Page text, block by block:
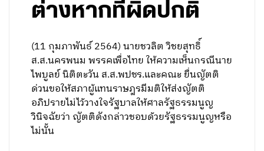
ต่างหากที่ผิดปกติ
(11 กุมภาพันธ์ 2564) นายชวลิต วิชยสุทธิ์
ส.ส.นครพนม พรรคเพื่อไทย ให้ความเห็นกรณีนาย
ไพบูลย์ นิติตะวัน ส.ส.พปชร.และคณะ ยื่นญัตติ
ด่วนขอให้สภาผู้แทนราษฎรมีมติให้ส่งญัตติ
อภิปรายไม่ไว้วางใจรัฐบาลให้ศาลรัฐธรรมนูญ
วินิจฉัยว่า ญัตติดังกล่าวชอบด้วยรัฐธรรมนูญหรือ
ไม่นั้น